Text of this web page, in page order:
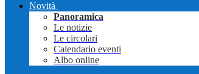
Novità
Panoramica
Le notizie
Le circolari
Calendario eventi
Albo online